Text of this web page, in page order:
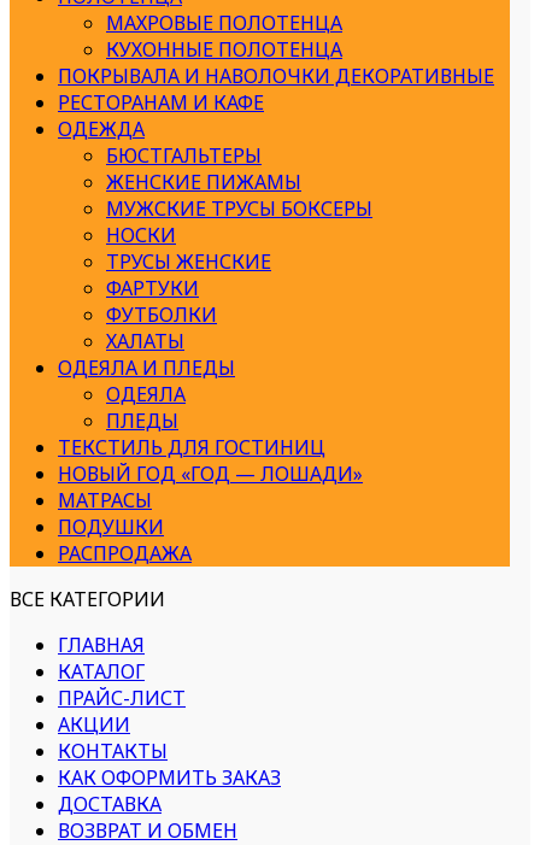
МАХРОВЫЕ ПОЛОТЕНЦА
КУХОННЫЕ ПОЛОТЕНЦА
ПОКРЫВАЛА И НАВОЛОЧКИ ДЕКОРАТИВНЫЕ
РЕСТОРАНАМ И КАФЕ
ОДЕЖДА
БЮСТГАЛЬТЕРЫ
ЖЕНСКИЕ ПИЖАМЫ
МУЖСКИЕ ТРУСЫ БОКСЕРЫ
НОСКИ
ТРУСЫ ЖЕНСКИЕ
ФАРТУКИ
ФУТБОЛКИ
ХАЛАТЫ
ОДЕЯЛА И ПЛЕДЫ
ОДЕЯЛА
ПЛЕДЫ
ТЕКСТИЛЬ ДЛЯ ГОСТИНИЦ
НОВЫЙ ГОД «ГОД — ЛОШАДИ»
МАТРАСЫ
ПОДУШКИ
РАСПРОДАЖА
ВСЕ КАТЕГОРИИ
ГЛАВНАЯ
КАТАЛОГ
ПРАЙС-ЛИСТ
АКЦИИ
КОНТАКТЫ
КАК ОФОРМИТЬ ЗАКАЗ
ДОСТАВКА
ВОЗВРАТ И ОБМЕН